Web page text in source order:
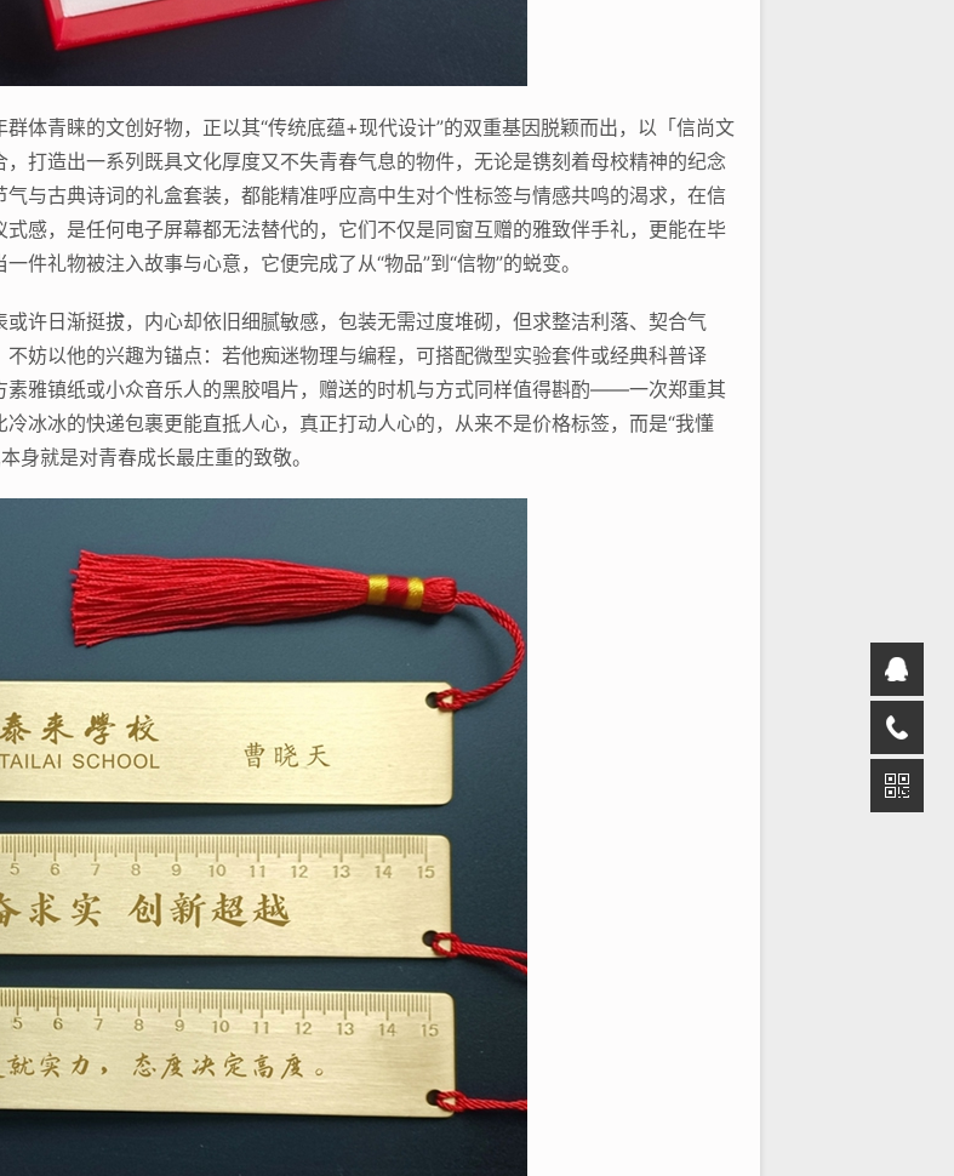
体青睐的文创好物，正以其“传统底蕴+现代设计”的双重基因脱颖而出，以「信尚文
打造出一系列既具文化厚度又不失青春气息的物件，无论是镌刻着母校精神的纪念
与古典诗词的礼盒套装，都能精准呼应高中生对个性标签与情感共鸣的渴求，在信
感，是任何电子屏幕都无法替代的，它们不仅是同窗互赠的雅致伴手礼，更能在毕
件礼物被注入故事与心意，它便完成了从“物品”到“信物”的蜕变。
许日渐挺拔，内心却依旧细腻敏感，包装无需过度堆砌，但求整洁利落、契合气
妨以他的兴趣为锚点：若他痴迷物理与编程，可搭配微型实验套件或经典科普译
雅镇纸或小众音乐人的黑胶唱片，赠送的时机与方式同样值得斟酌——一次郑重其
冰冰的快递包裹更能直抵人心，真正打动人心的，从来不是价格标签，而是“我懂
身就是对青春成长最庄重的致敬。